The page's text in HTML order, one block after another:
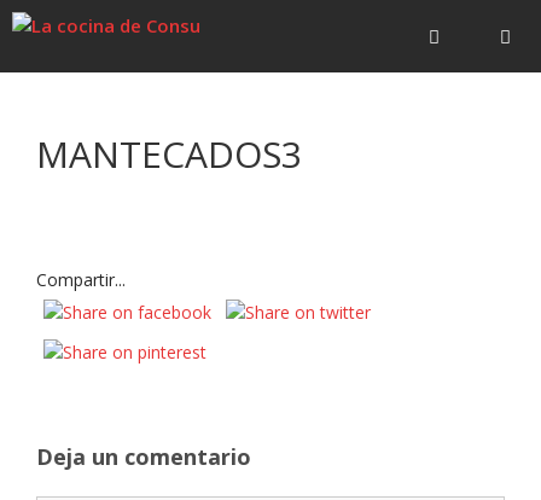
Saltar
Saltar
MANTECADOS3
Compartir...
Deja un comentario